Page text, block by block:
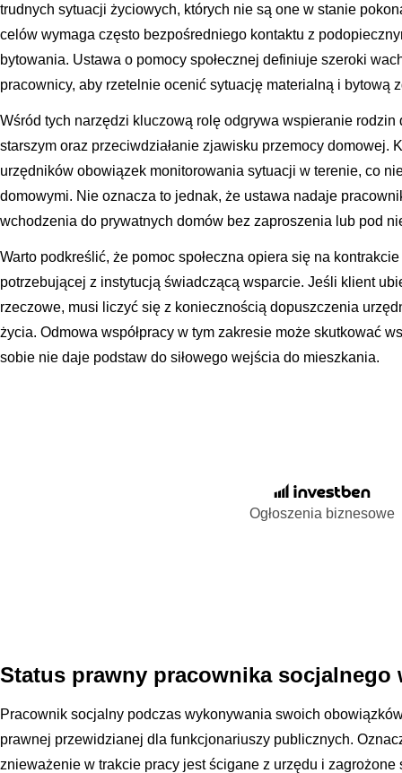
trudnych sytuacji życiowych, których nie są one w stanie
celów wymaga często bezpośredniego kontaktu z
bytowania. Ustawa o pomocy społecznej definiuje szeroki
pracownicy, aby rzetelnie ocenić sytuację materialną i bytową
Wśród tych narzędzi kluczową rolę odgrywa wspieranie
starszym oraz przeciwdziałanie zjawisku przemocy domowej.
urzędników obowiązek monitorowania sytuacji w terenie, co
domowymi. Nie oznacza to jednak, że ustawa nadaje
wchodzenia do prywatnych domów bez zaproszenia lub pod
Warto podkreślić, że pomoc społeczna opiera się na
potrzebującej z instytucją świadczącą wsparcie. Jeśli klient
rzeczowe, musi liczyć się z koniecznością dopuszczenia
życia. Odmowa współpracy w tym zakresie może skutkować
sobie nie daje podstaw do siłowego wejścia do mieszkania.
Ogłoszenia biznesowe
Status prawny pracownika socjalnego
Pracownik socjalny podczas wykonywania swoich
prawnej przewidzianej dla funkcjonariuszy publicznych.
znieważenie w trakcie pracy jest ścigane z urzędu i zagrożone